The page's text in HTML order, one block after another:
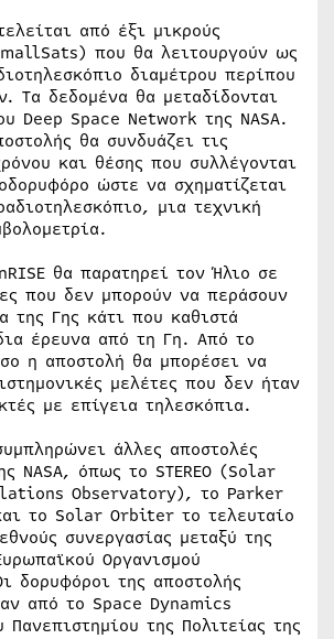
από έξι μικρούς
που θα λειτουργούν ως
διαμέτρου περίπου
Τα δεδομένα θα μεταδίδονται
Deep Space Network της NASA.
θα συνδυάζει τις
και θέσης που συλλέγονται
ώστε να σχηματίζεται
μια τεχνική
θα παρατηρεί τον Ήλιο σε
που δεν μπορούν να περάσουν
της Γης κάτι που καθιστά
έρευνα από τη Γη. Από το
η αποστολή θα μπορέσει να
μελέτες που δεν ήταν
με επίγεια τηλεσκόπια.
άλλες αποστολές
NASA, όπως το STEREO (Solar
Observatory), το Parker
το Solar Orbiter το τελευταίο
συνεργασίας μεταξύ της
Οργανισμού
δορυφόροι της αποστολής
από το Space Dynamics
της Πολιτείας της